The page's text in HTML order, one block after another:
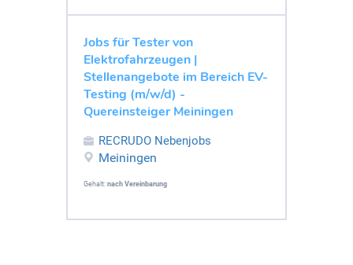
Jobs für Tester von
Elektrofahrzeugen |
Stellenangebote im Bereich EV-
Testing (m/w/d) -
Quereinsteiger Meiningen
RECRUDO Nebenjobs
Meiningen
Gehalt: nach Vereinbarung